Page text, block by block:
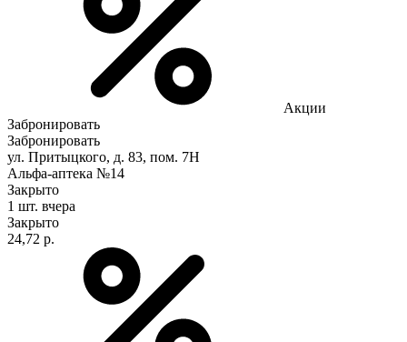
Акции
Забронировать
Забронировать
ул. Притыцкого, д. 83, пом. 7Н
Альфа-аптека №14
Закрыто
1 шт. вчера
Закрыто
24,72 р.